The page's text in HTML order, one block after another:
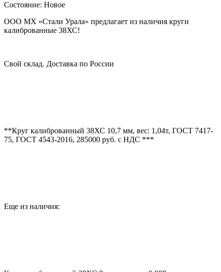
Состояние: Новое
ООО МХ «Стали Урала» предлагает из наличия круги
калиброванные 38ХС!
Свой склад. Доставка по России
**Круг калиброванный 38ХС 10,7 мм, вес: 1,04т, ГОСТ 7417-
75, ГОСТ 4543-2016, 285000 руб. с НДС ***
Еще из наличия: